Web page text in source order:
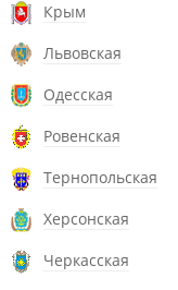
Крым
Львовская
Одесская
Ровенская
Тернопольская
Херсонская
Черкасская